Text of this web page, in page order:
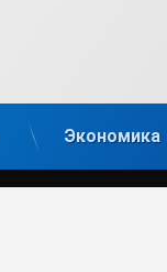
Экономика